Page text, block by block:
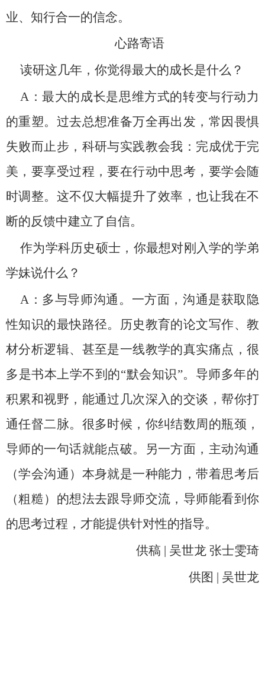
业、知行合一的信念。
心路寄语
读研这几年，你觉得最大的成长是什么？
A ：最大的成长是思维方式的转变与行动力
的重塑。过去总想准备万全再出发，常因畏惧
失败而止步，科研与实践教会我：完成优于完
美，要享受过程，要在行动中思考，要学会随
时调整。这不仅大幅提升了效率，也让我在不
断的反馈中建立了自信。
作为学科历史硕士，你最想对刚入学的学弟
学妹说什么？
A ：多与导师沟通。一方面，沟通是获取隐
性知识的最快路径。历史教育的论文写作、教
材分析逻辑、甚至是一线教学的真实痛点，很
多是书本上学不到的“默会知识”。导师多年的
积累和视野，能通过几次深入的交谈，帮你打
通任督二脉。很多时候，你纠结数周的瓶颈，
导师的一句话就能点破。另一方面，主动沟通
（学会沟通）本身就是一种能力，带着思考后
（粗糙）的想法去跟导师交流，导师能看到你
的思考过程，才能提供针对性的指导。
供稿 | 吴世龙 张士雯琦
供图 | 吴世龙